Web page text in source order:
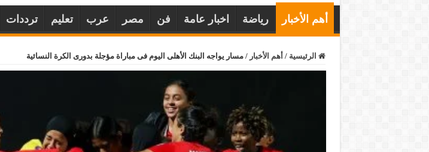
أهم الأخبار رياضة اخبار عامة فن مصر عرب تعليم ترددات
الرئيسية / أهم الأخبار / مسار يواجه البنك الأهلى اليوم فى مباراة مؤجلة بدورى الكرة النسائية